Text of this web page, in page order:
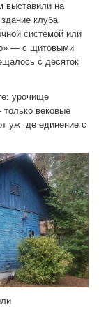
выставили на
клуба
системой или
— с щитовыми
с десяток
урочище
вековые
уж где единение с